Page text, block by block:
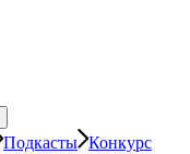
Подкасты Конкурс